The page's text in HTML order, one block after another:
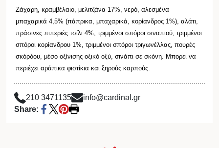
Ζάχαρη, κραμβέλαιο, μελιτζάνα 17%, νερό, αλεσμένα
μπαχαρικά 4,5% (πάπρικα, μπαχαρικά, κορίανδρος 1%), αλάτι,
πράσινες πιπεριές τσίλι 4%, τριμμένοι σπόροι σιναπιού, τριμμένοι
σπόροι κορίανδρου 1%, τριμμένοι σπόροι τριγωνέλλας, πουρές
σκόρδου, μέσο οξίνισης οξικό οξύ, σινάπι σε σκόνη. Μπορεί να
περιέχει αράπικα φιστίκια και ξηρούς καρπούς.
210 3471135
info@cardinal.gr
Share: